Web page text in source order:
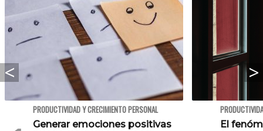
PRODUCTIVIDAD Y CRECIMIENTO PERSONAL
Generar emociones positivas
El